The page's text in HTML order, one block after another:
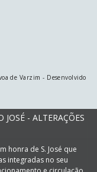
de Varzim - Desenvolvido
JOSÉ - ALTERAÇÕES
honra de S. José que
integradas no seu